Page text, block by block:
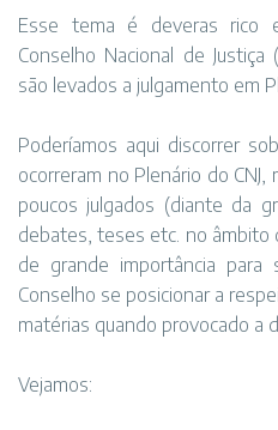
Esse tema é deveras rico
Conselho Nacional de Justiça
são levados a julgamento em
Poderíamos aqui discorrer
ocorreram no Plenário do
poucos julgados (diante da
debates, teses etc. no âmbito
de grande importância
Conselho se posicionar a
matérias quando provocado a
Vejamos: